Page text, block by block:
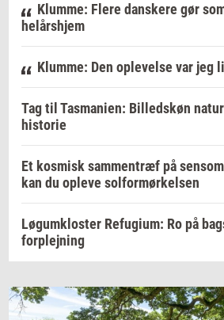
Klumme: Flere danskere gør
helårshjem
Klumme: Den oplevelse var jeg
Tag til Tasmanien: Billedskøn
historie
Et kosmisk sammentræf på
kan du opleve solformørkelsen
Løgumkloster Refugium: Ro på
forplejning